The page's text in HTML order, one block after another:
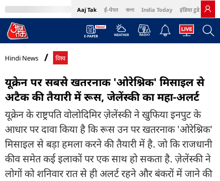
Aaj Tak ई-पेपर বাংলা India Today इंडिया टुडे हिंदी
MumbaiTak Cosmopolitan Harper's Bazaar Northeast
Hindi News विश्व
यूक्रेन पर सबसे खतरनाक 'ओरेश्निक' मिसाइल से
अटैक की तैयारी में रूस, जेलेंस्की का महा-अलर्ट
यूक्रेन के राष्ट्रपति वोलोदिमिर ज़ेलेंस्की ने खुफिया इनपुट के
आधार पर दावा किया है कि रूस उन पर खतरनाक 'ओरेश्निक'
मिसाइल से बड़ा हमला करने की तैयारी में है. जो कि राजधानी
कीव समेत कई इलाकों पर एक साथ हो सकता है. ज़ेलेंस्की ने
लोगों को शनिवार रात से ही अलर्ट रहने और बंकरों में जाने की